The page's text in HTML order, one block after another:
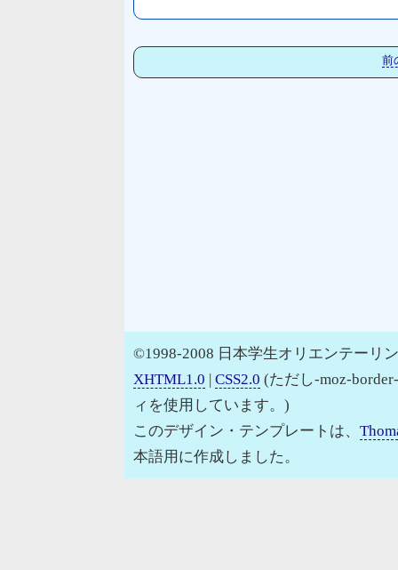
前
©1998-2008 日本学生オリエンテーリ
XHTML1.0 | CSS2.0 (ただし-moz-
ィを使用しています。)
このデザイン・テンプレートは、
本語用に作成しました。